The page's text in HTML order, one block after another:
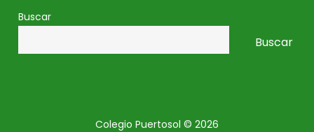
Buscar
Buscar
Colegio Puertosol © 2026